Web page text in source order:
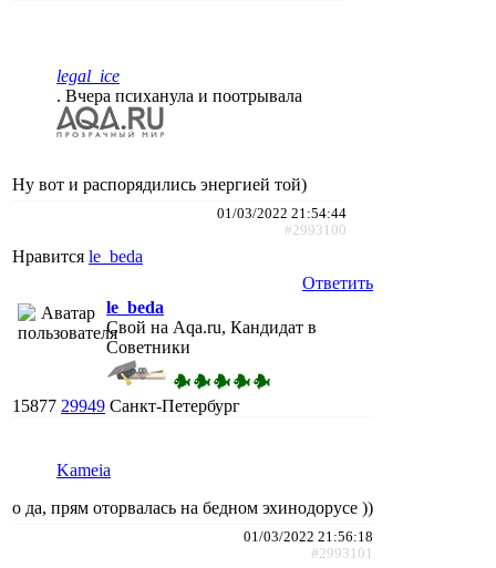
legal_ice
. Вчера психанула и поотрывала
Ну вот и распорядились энергией той)
01/03/2022 21:54:44
#2993100
Нравится le_beda
Ответить
le_beda
Свой на Aqa.ru, Кандидат в
Советники
15877 29949 Санкт-Петербург
Kameia
о да, прям оторвалась на бедном эхинодорусе ))
01/03/2022 21:56:18
#2993101